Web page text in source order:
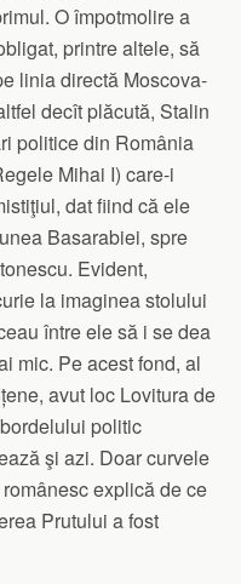
O împotmolire a
printre altele, să
linia directă Moscova-
decît plăcută, Stalin
politice din România
Mihai I) care-i
dat fiind că ele
Basarabiei, spre
Evident,
la imaginea stolului
între ele să i se dea
mic. Pe acest fond, al
avut loc Lovitura de
politic
şi azi. Doar curvele
explică de ce
Prutului a fost